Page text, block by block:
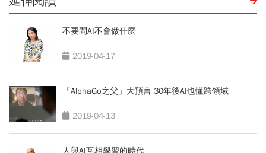
不要問AI不會做什麼
2019-04-17
「AlphaGo之父」大預言 30年後AI也懂跨領域
2019-04-13